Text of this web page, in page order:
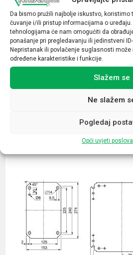
Da bismo pružili najbolje iskustvo, koristimo
čuvanje i/ili pristup informacijama o
tehnologijama će nam omogućiti da
ponašanje pri pregledavanju ili jedinstveni
Nepristanak ili povlačenje suglasnosti
određene karakteristike i funkcije.
Slažem se
Ne slažem
Pogledaj
Opći uvjeti
crna
Tip opreme
glava tipkala